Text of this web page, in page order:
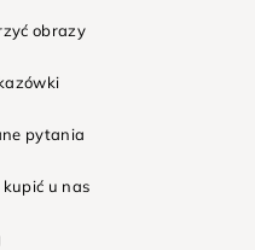
obrazy
pytania
u nas